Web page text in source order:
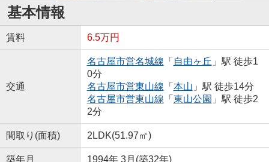
基本情報
賃料 6.5万円
交通
名古屋市営名城線 「 自由ヶ丘 」駅 徒歩1
0分
名古屋市営東山線 「 本山 」駅 徒歩14分
名古屋市営東山線 「 東山公園 」駅 徒歩2
2分
間取り(面積) 2LDK(51.97㎡)
築年月 1994年 3月(築32年)